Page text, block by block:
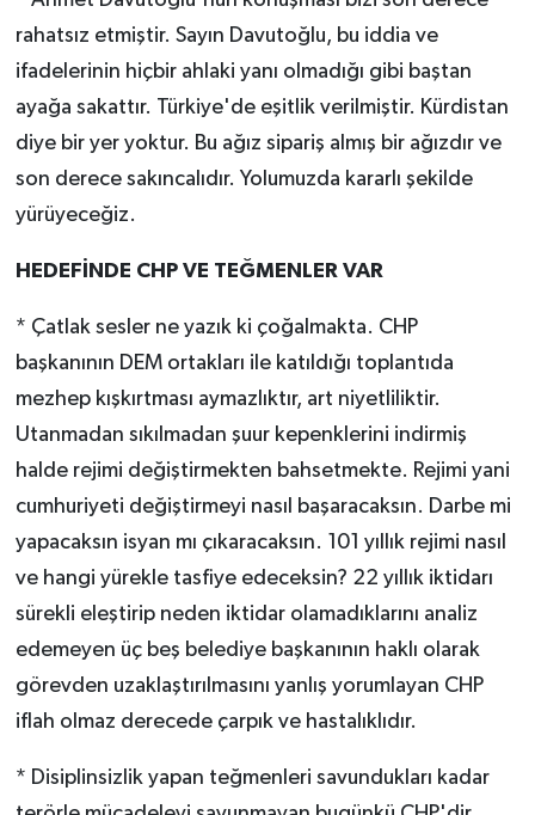
rahatsız etmiştir. Sayın Davutoğlu, bu iddia ve
ifadelerinin hiçbir ahlaki yanı olmadığı gibi baştan
ayağa sakattır. Türkiye'de eşitlik verilmiştir. Kürdistan
diye bir yer yoktur. Bu ağız sipariş almış bir ağızdır ve
son derece sakıncalıdır. Yolumuzda kararlı şekilde
yürüyeceğiz.
HEDEFİNDE CHP VE TEĞMENLER VAR
* Çatlak sesler ne yazık ki çoğalmakta. CHP
başkanının DEM ortakları ile katıldığı toplantıda
mezhep kışkırtması aymazlıktır, art niyetliliktir.
Utanmadan sıkılmadan şuur kepenklerini indirmiş
halde rejimi değiştirmekten bahsetmekte. Rejimi yani
cumhuriyeti değiştirmeyi nasıl başaracaksın. Darbe mi
yapacaksın isyan mı çıkaracaksın. 101 yıllık rejimi nasıl
ve hangi yürekle tasfiye edeceksin? 22 yıllık iktidarı
sürekli eleştirip neden iktidar olamadıklarını analiz
edemeyen üç beş belediye başkanının haklı olarak
görevden uzaklaştırılmasını yanlış yorumlayan CHP
iflah olmaz derecede çarpık ve hastalıklıdır.
* Disiplinsizlik yapan teğmenleri savundukları kadar